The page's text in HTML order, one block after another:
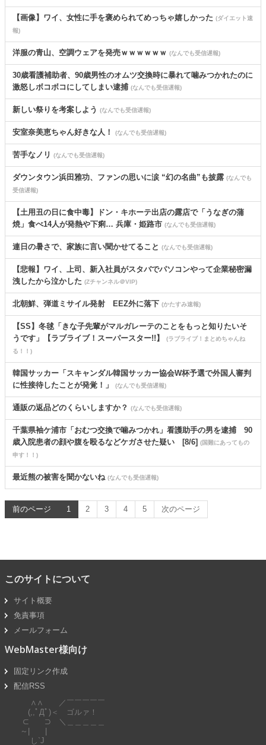
【画像】ワイ、女性に手を褒められてめっちゃ嬉しかった (ダイエット速
報)
洋服の青山、空調ウェアを発売ｗｗｗｗｗｗ (なんでも受信遅報)
30歳看護補助者、90歳男性のオムツ交換時に暴れて噛みつかれたのに
激怒しボコボコにしてしまい逮捕 (なんでも受信遅報)
新しい祭りを考案しよう (なんでも受信遅報)
安室奈美恵ちゃん好きな人！ (なんでも受信遅報)
苦手なノリ (なんでも受信遅報)
ダウンタウン浜田雅功、ファンの思いに涙 “幻の名曲”も披露 (なんでも
受信遅報)
【土用丑の日に食中毒】ドン・キホーテ出店の露店で「うなぎの蒲
焼」食べ14人が発熱や下痢… 兵庫・姫路市 (なんでも受信遅報)
連日の暑さで、家族に言い聞かせてること (なんでも受信遅報)
【悲報】ワイ、上司、新入社員がスタバでパソコンやって企業秘密漏
洩したから泣かした (Zチャンネル＠VIP)
北朝鮮、弾道ミサイル発射 EEZ外に落下 (かたすみ速報)
【SS】冬毬「きな子先輩がマルガレーテのことをもっと知りたいそ
うです」【ラブライブ！スーパースター!!】
(ラブライブ！まとめちゃんね
る！！)
韓国サッカー「スキャンダル韓国サッカー協会W杯予選で外国人審判
に性接待したことが発覚！」
(なんでも受信遅報)
通販の返品どのくらいしますか？ (なんでも受信遅報)
千葉県袖ケ浦市「おむつ交換で噛みつかれ」看護助手の男を逮捕 90
歳入院患者の顔や腹を殴るなどケガさせた疑い [8/6] (国難にあってもの
申す！！)
最近熊の被害を聞かないね (なんでも受信遅報)
前のページ 1 2 3 4 5 次のページ
このサイトについて
サイト概要
免責事項
メールフォーム
WebMaster様向け
固定リンク作成
配信RSS
∧∧ ／￣￣￣￣￣
(,,ﾟДﾟ)＜ ゴルァ！
⊂ ⊃ ＼＿＿＿＿＿
～| |
し`J